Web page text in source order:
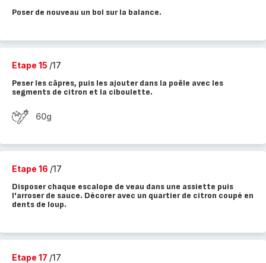
Poser de nouveau un bol sur la balance.
Etape 15 /17
Peser les câpres, puis les ajouter dans la poêle avec les
segments de citron et la ciboulette.
60g
Etape 16 /17
Disposer chaque escalope de veau dans une assiette puis
l'arroser de sauce. Décorer avec un quartier de citron coupé en
dents de loup.
Etape 17 /17